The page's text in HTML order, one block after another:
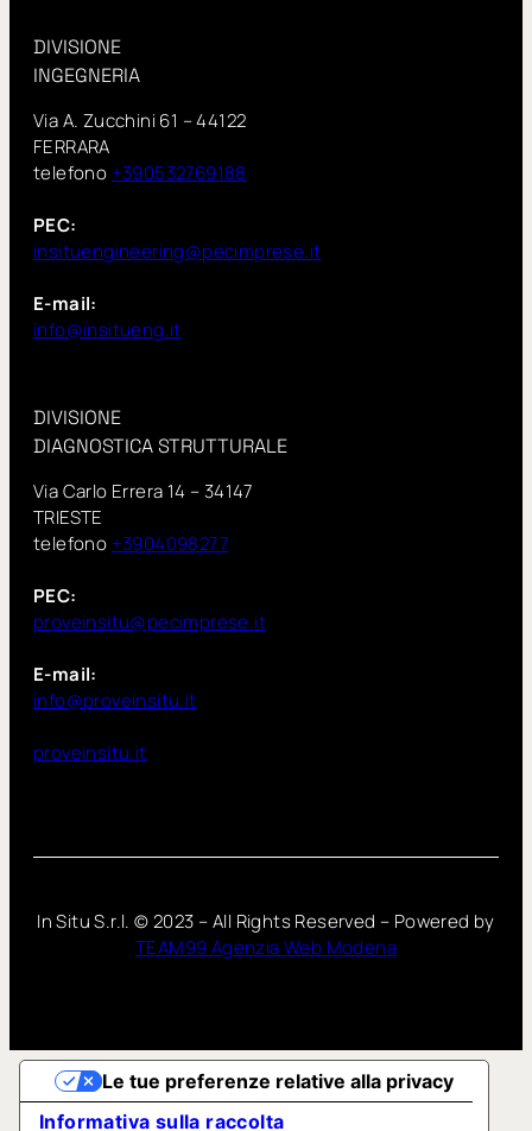
DIVISIONE
INGEGNERIA
Via A. Zucchini 61 – 44122
FERRARA
telefono +390532769188
PEC:
insituengineering@pecimprese.it
E-mail:
info@insitueng.it
DIVISIONE
DIAGNOSTICA STRUTTURALE
Via Carlo Errera 14 – 34147
TRIESTE
telefono +3904098277
PEC:
proveinsitu@pecimprese.it
E-mail:
info@proveinsitu.it
proveinsitu.it
In Situ S.r.l. ©2023 – All Rights Reserved – Powered by
TEAM99 Agenzia Web Modena
Informativa sulla raccolta
Le tue preferenze relative alla privacy